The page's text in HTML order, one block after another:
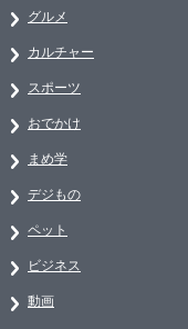
グルメ
カルチャー
スポーツ
おでかけ
まめ学
デジもの
ペット
ビジネス
動画